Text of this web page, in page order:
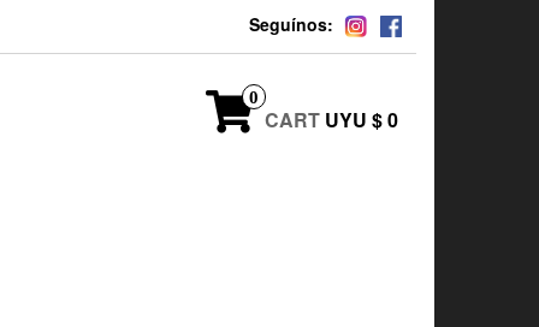
Seguínos:
0
CART UYU $ 0